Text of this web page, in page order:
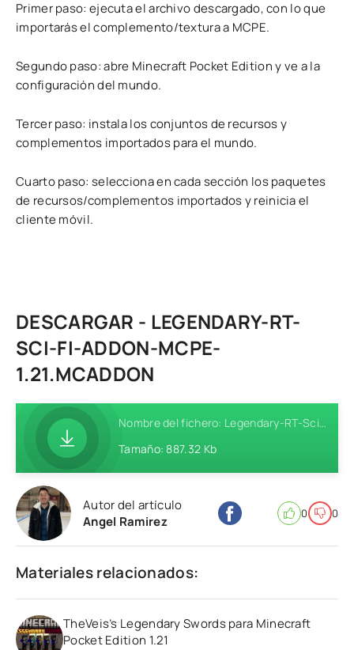
Primer paso: ejecuta el archivo descargado, con lo que
importarás el complemento/textura a MCPE.
Segundo paso: abre Minecraft Pocket Edition y ve a la
configuración del mundo.
Tercer paso: instala los conjuntos de recursos y
complementos importados para el mundo.
Cuarto paso: selecciona en cada sección los paquetes
de recursos/complementos importados y reinicia el
cliente móvil.
DESCARGAR - LEGENDARY-RT-
SCI-FI-ADDON-MCPE-
1.21.MCADDON
Nombre del fichero: Legendary-RT-Sci-Fi-Addon-MCPE-1.21.mcaddon
Tamaño: 887.32 Kb
Autor del artículo
Angel Ramirez
0 0
Materiales relacionados:
TheVeis’s Legendary Swords para Minecraft
Pocket Edition 1.21